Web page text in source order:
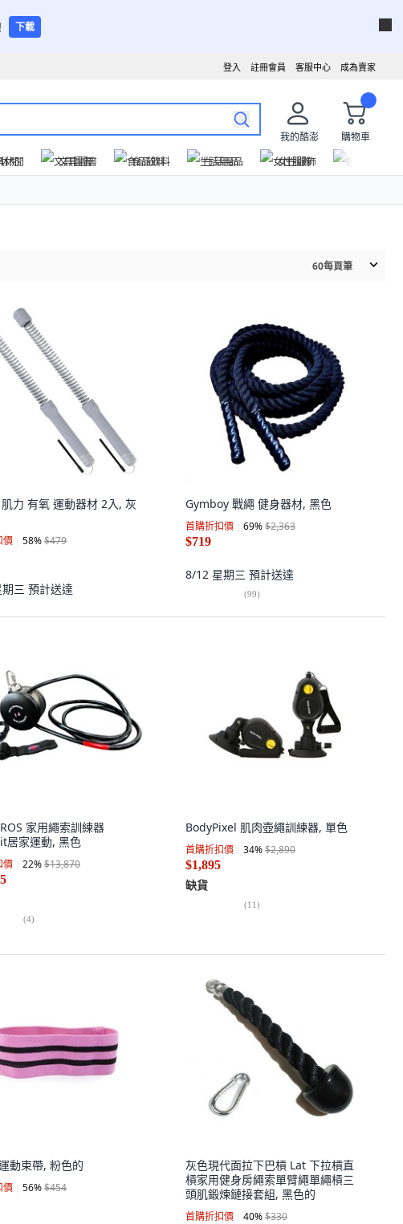
下載
成為賣家
客服中心
註冊會員
登入
我的酷澎
購物車
休閒 文具圖書 食品飲料 生活用品 女性服飾
60每頁筆
力 有氧 運動器材 2入, 灰
價 58%$479
三 預計送達
Gymboy 戰繩 健身器材, 黑色
首購折扣價 69%$2,363
$719
8/12 星期三 預計送達
(99)
家用繩索訓練器
居家運動, 黑色
價 22%$13,870
(4)
BodyPixel 肌肉壺繩訓練器, 單色
首購折扣價 34%$2,890
$1,895
缺貨
(11)
動束帶, 粉色的
價 56%$454
灰色現代面拉下巴槓 Lat 下拉槓直
槓家用健身房繩索單臂繩單繩槓三
頭肌鍛煉鏈接套組, 黑色的
首購折扣價 40%$330